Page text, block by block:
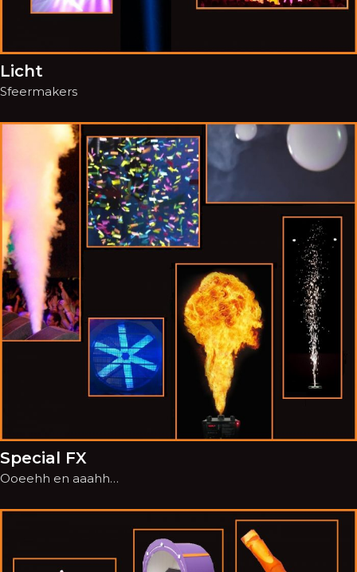
Licht
Sfeermakers
Special FX
Ooeehh en aaahh…